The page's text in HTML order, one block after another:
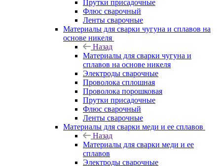
Прутки присадочные
Флюс сварочный
Ленты сварочные
Материалы для сварки чугуна и сплавов на
основе никеля
Назад
Материалы для сварки чугуна и
сплавов на основе никеля
Электроды сварочные
Проволока сплошная
Проволока порошковая
Прутки присадочные
Флюс сварочный
Ленты сварочные
Материалы для сварки меди и ее сплавов
Назад
Материалы для сварки меди и ее
сплавов
Электроды сварочные